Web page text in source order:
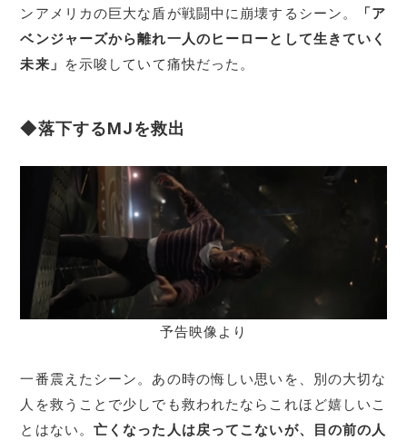
ンアメリカの巨大な盾が戦闘中に崩壊するシーン。
「ア
ベンジャーズから離れ一人のヒーローとして生きていく
未来」
を示唆していて痛快だった。
◆落下するMJを救出
予告映像より
一番震えたシーン。あの時の悔しい思いを、別の大切な
人を救うことで少しでも救われたならこれほど嬉しいこ
とはない。亡くなった人は戻ってこないが、目の前の人